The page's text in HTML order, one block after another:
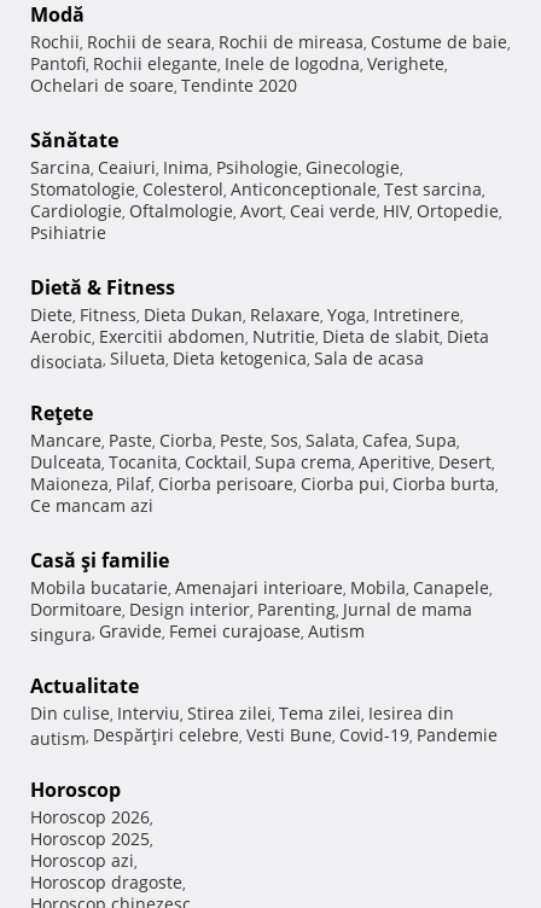
Modă
Rochii, Rochii de seara, Rochii de mireasa, Costume de baie,
Pantofi, Rochii elegante, Inele de logodna, Verighete,
Ochelari de soare, Tendinte 2020
Sănătate
Sarcina, Ceaiuri, Inima, Psihologie, Ginecologie,
Stomatologie, Colesterol, Anticonceptionale, Test sarcina,
Cardiologie, Oftalmologie, Avort, Ceai verde, HIV, Ortopedie,
Psihiatrie
Dietă & Fitness
Diete, Fitness, Dieta Dukan, Relaxare, Yoga, Intretinere,
Aerobic, Exercitii abdomen, Nutritie, Dieta de slabit, Dieta
disociata, Silueta, Dieta ketogenica, Sala de acasa
Reţete
Mancare, Paste, Ciorba, Peste, Sos, Salata, Cafea, Supa,
Dulceata, Tocanita, Cocktail, Supa crema, Aperitive, Desert,
Maioneza, Pilaf, Ciorba perisoare, Ciorba pui, Ciorba burta,
Ce mancam azi
Casă şi familie
Mobila bucatarie, Amenajari interioare, Mobila, Canapele,
Dormitoare, Design interior, Parenting, Jurnal de mama
singura, Gravide, Femei curajoase, Autism
Actualitate
Din culise, Interviu, Stirea zilei, Tema zilei, Iesirea din
autism, Despărţiri celebre, Vesti Bune, Covid-19, Pandemie
Horoscop
Horoscop 2026,
Horoscop 2025,
Horoscop azi,
Horoscop dragoste,